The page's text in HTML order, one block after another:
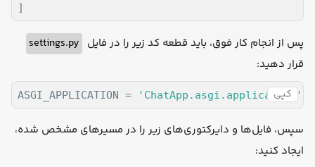
]
پس از انجام کار فوق، باید قطعه کد زیر را در فایل settings.py
قرار دهید:
کپی ASGI_APPLICATION = 'ChatApp.asgi.application'
سپس، فایل‌ها و دایرکتوری‌های زیر را در مسیرهای مشخص شده،
ایجاد کنید: